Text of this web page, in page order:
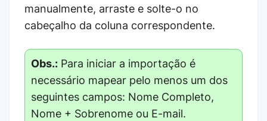
manualmente, arraste e solte-o no
cabeçalho da coluna correspondente.
Obs.: Para iniciar a importação é
necessário mapear pelo menos um dos
seguintes campos: Nome Completo,
Nome + Sobrenome ou E-mail.